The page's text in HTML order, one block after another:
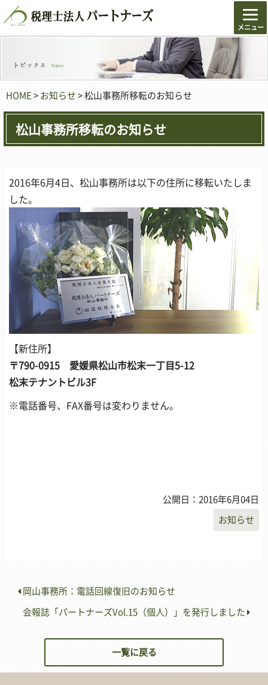
HOME>お知らせ> 松山事務所移転のお知らせ
松山事務所移転のお知らせ
2016年6月4日、松山事務所は以下の住所に移転いたしま
した。
【新住所】
〒790-0915 愛媛県松山市松末一丁目5-12
松末テナントビル3F
※電話番号、FAX番号は変わりません。
公開日：2016年6月04日
お知らせ
岡山事務所：電話回線復旧のお知らせ
会報誌「パートナーズVol.15（個人）」を発行しました
一覧に戻る